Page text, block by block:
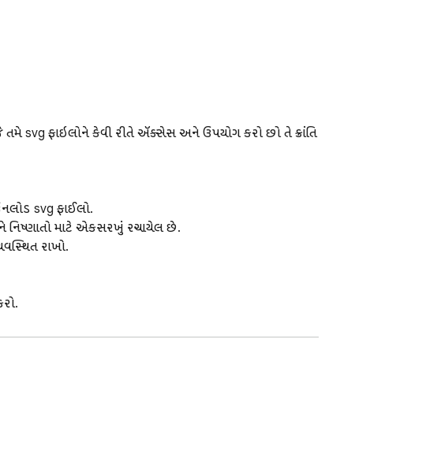
તમે svg ફાઇલોને કેવી રીતે ઍક્સેસ અને ઉપયોગ કરો છો તે ક્રાંતિ
svg ફાઈલો.
નિષ્ણાતો માટે એકસરખું રચાયેલ છે.
રાખો.